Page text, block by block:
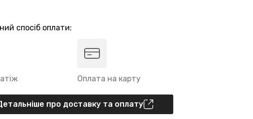
спосіб оплати:
Оплата на карту
про доставку та оплату